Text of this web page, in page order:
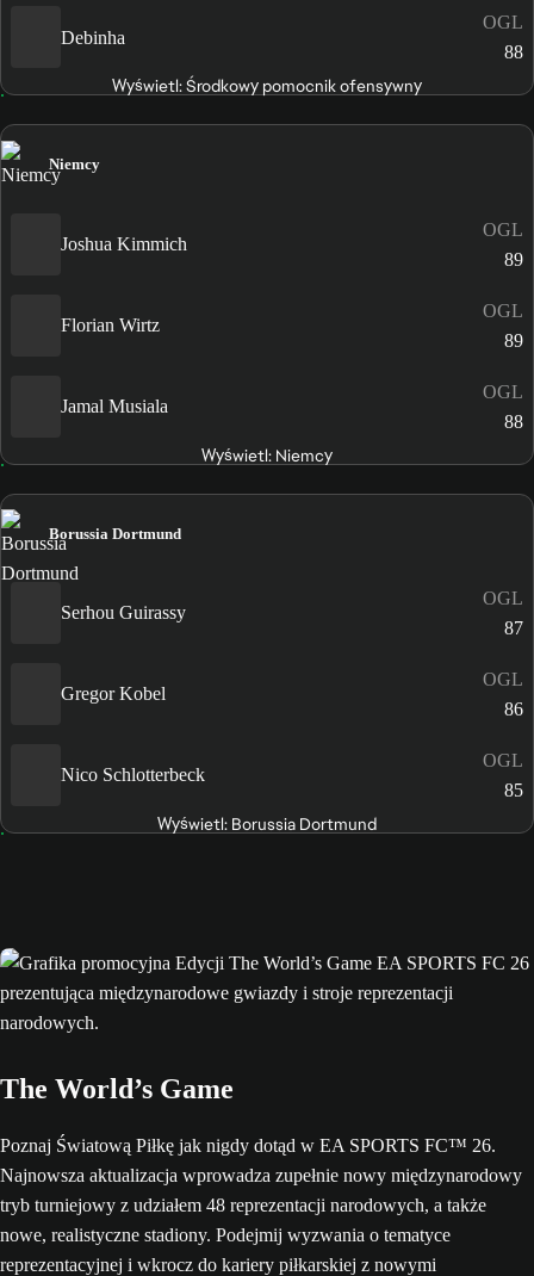
Debinha
OGL
88
Wyświetl: Środkowy pomocnik ofensywny
Niemcy
Joshua Kimmich
OGL
89
Florian Wirtz
OGL
89
Jamal Musiala
OGL
88
Wyświetl: Niemcy
Borussia Dortmund
Serhou Guirassy
OGL
87
Gregor Kobel
OGL
86
Nico Schlotterbeck
OGL
85
Wyświetl: Borussia Dortmund
The World’s Game
Poznaj Światową Piłkę jak nigdy dotąd w EA SPORTS FC™ 26.
Najnowsza aktualizacja wprowadza zupełnie nowy międzynarodowy
tryb turniejowy z udziałem 48 reprezentacji narodowych, a także
nowe, realistyczne stadiony. Podejmij wyzwania o tematyce
reprezentacyjnej i wkrocz do kariery piłkarskiej z nowymi